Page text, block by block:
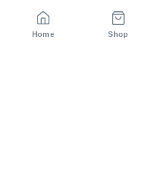
Home Shop